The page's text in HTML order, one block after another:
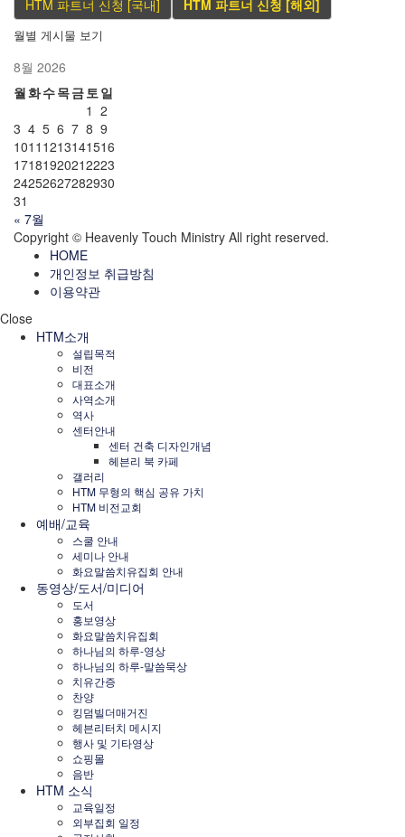
HTM 파트너 신청 [국내] HTM 파트너 신청 [해외]
월별 게시물 보기
8월 2026
월화수목금 토 일
« 7월
1 2
3 4 5 6 7 8 9
1011 1213141516
17181920212223
24252627282930
31
Copyright © Heavenly Touch Ministry All right reserved.
HOME
개인정보 취급방침
이용약관
Close
HTM소개
설립목적
비전
대표소개
사역소개
역사
센터안내
센터 건축 디자인개념
헤븐리 북 카페
갤러리
HTM 무형의 핵심 공유 가치
HTM 비전교회
예배/교육
스쿨 안내
세미나 안내
화요말씀치유집회 안내
동영상/도서/미디어
도서
홍보영상
화요말씀치유집회
하나님의 하루-영상
하나님의 하루-말씀묵상
치유간증
찬양
킹덤빌더매거진
헤븐리터치 메시지
행사 및 기타영상
쇼핑몰
음반
HTM 소식
교육일정
외부집회 일정